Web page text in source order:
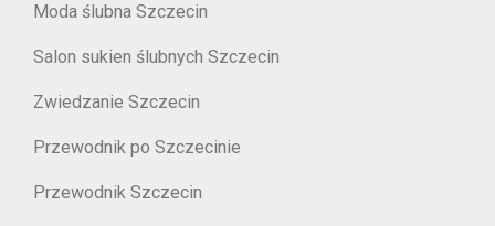
Moda ślubna Szczecin
Salon sukien ślubnych Szczecin
Zwiedzanie Szczecin
Przewodnik po Szczecinie
Przewodnik Szczecin